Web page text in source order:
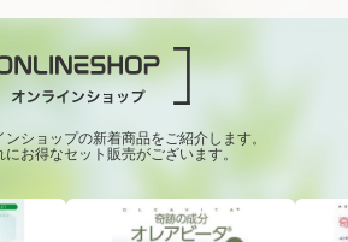
ショップの新着商品をご紹介します。
お得なセット販売がございます。